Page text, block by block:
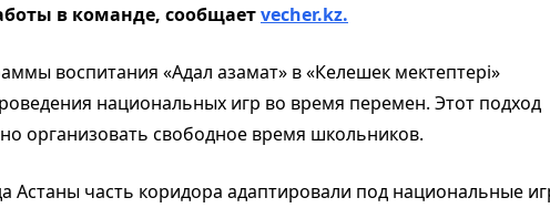
в команде, сообщаетvecher.kz.
воспитания «Адал азамат» в «Келешек мектептері»
национальных игр во время перемен. Этот подход
организовать свободное время школьников.
Астаны часть коридора адаптировали под национальные